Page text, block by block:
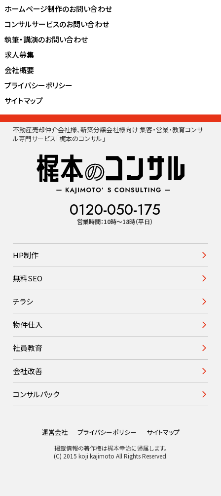
ホームページ制作のお問い合わせ
コンサルサービスのお問い合わせ
執筆・講演のお問い合わせ
求人募集
会社概要
プライバシーポリシー
サイトマップ
不動産売却仲介会社様、新築分譲会社様向け 集客・営業・教育コンサ
ル専門サービス「梶本のコンサル」
0120-050-175
営業時間：10時〜18時（平日）
HP制作
無料SEO
チラシ
物件仕入
社員教育
会社改善
コンサルパック
運営会社 プライバシーポリシー サイトマップ
掲載情報の著作権は梶本幸治に帰属します。
(C) 2015 koji kajimoto All Rights Reserved.